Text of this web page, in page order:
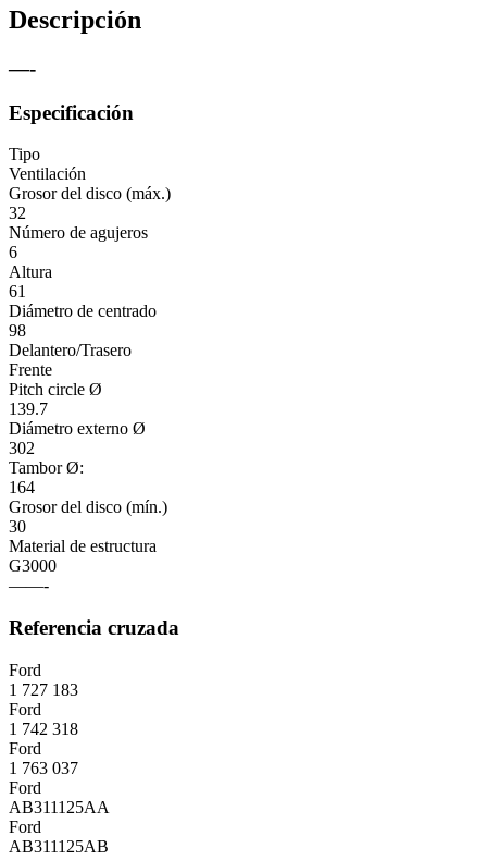
Descripción
—-
Especificación
Tipo
Ventilación
Grosor del disco (máx.)
32
Número de agujeros
6
Altura
61
Diámetro de centrado
98
Delantero/Trasero
Frente
Pitch circle Ø
139.7
Diámetro externo Ø
302
Tambor Ø:
164
Grosor del disco (mín.)
30
Material de estructura
G3000
——-
Referencia cruzada
Ford
1 727 183
Ford
1 742 318
Ford
1 763 037
Ford
AB311125AA
Ford
AB311125AB